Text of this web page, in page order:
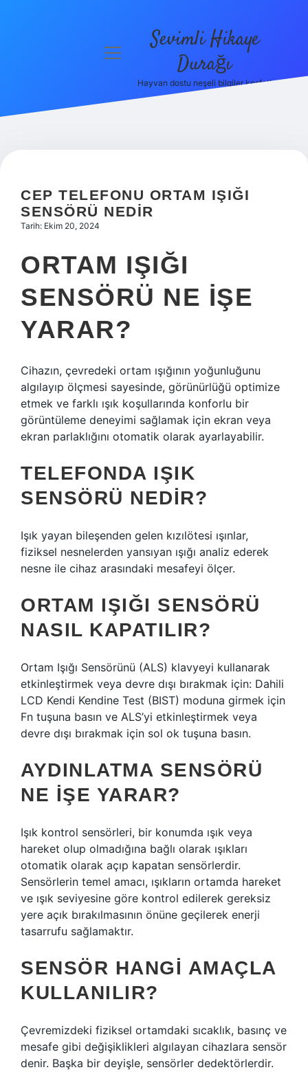
Hakkımızda
menüyü
Sevimli Hikaye
Durağı
Hayvan dostu neşeli bilgiler keşfet!
CEP TELEFONU ORTAM IŞIĞI
SENSÖRÜ NEDIR
Tarih: Ekim 20, 2024
ORTAM IŞIĞI
SENSÖRÜ NE IŞE
YARAR?
Cihazın, çevredeki ortam ışığının yoğunluğunu
algılayıp ölçmesi sayesinde, görünürlüğü optimize
etmek ve farklı ışık koşullarında konforlu bir
görüntüleme deneyimi sağlamak için ekran veya
ekran parlaklığını otomatik olarak ayarlayabilir.
TELEFONDA IŞIK
SENSÖRÜ NEDIR?
Işık yayan bileşenden gelen kızılötesi ışınlar,
fiziksel nesnelerden yansıyan ışığı analiz ederek
nesne ile cihaz arasındaki mesafeyi ölçer.
ORTAM IŞIĞI SENSÖRÜ
NASIL KAPATILIR?
Ortam Işığı Sensörünü (ALS) klavyeyi kullanarak
etkinleştirmek veya devre dışı bırakmak için: Dahili
LCD Kendi Kendine Test (BIST) moduna girmek için
Fn tuşuna basın ve ALS’yi etkinleştirmek veya
devre dışı bırakmak için sol ok tuşuna basın.
AYDINLATMA SENSÖRÜ
NE IŞE YARAR?
Işık kontrol sensörleri, bir konumda ışık veya
hareket olup olmadığına bağlı olarak ışıkları
otomatik olarak açıp kapatan sensörlerdir.
Sensörlerin temel amacı, ışıkların ortamda hareket
ve ışık seviyesine göre kontrol edilerek gereksiz
yere açık bırakılmasının önüne geçilerek enerji
tasarrufu sağlamaktır.
SENSÖR HANGI AMAÇLA
KULLANILIR?
Çevremizdeki fiziksel ortamdaki sıcaklık, basınç ve
mesafe gibi değişiklikleri algılayan cihazlara sensör
denir. Başka bir deyişle, sensörler dedektörlerdir.